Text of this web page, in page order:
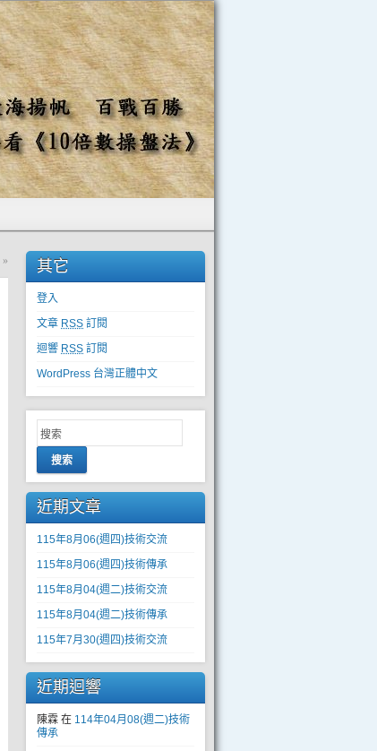
» 其它
登入
文章 RSS 訂閱
迴響 RSS 訂閱
WordPress 台灣正體中文
搜索
近期文章
115年8月06(週四)技術交流
115年8月06(週四)技術傳承
115年8月04(週二)技術交流
115年8月04(週二)技術傳承
115年7月30(週四)技術交流
近期迴響
陳霖 在 114年04月08(週二)技術
傳承